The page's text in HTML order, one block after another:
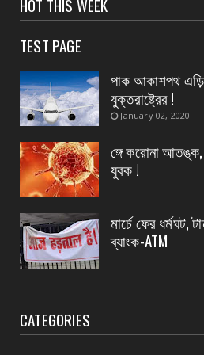
হলদিয়া রানি চকে বিক্ষোভ
CONTACT
পাঁশকুড়া এক নম্বর গ্রাম
বিজেপি
August 05,
তমলুক থানার বড় সাফল্য চুরি
সিলিন্ডার
August 05,
HOT THIS WEEK
TEST PAGE
পাক আকাশপথ
যুক্তরাষ্ট্রের !
January 02, 2020
ঙ্গে করোনা আতঙ্ক,
যুবক !
মার্চে ফের ধর্মঘট,
ব্যাংক-ATM
CATEGORIES